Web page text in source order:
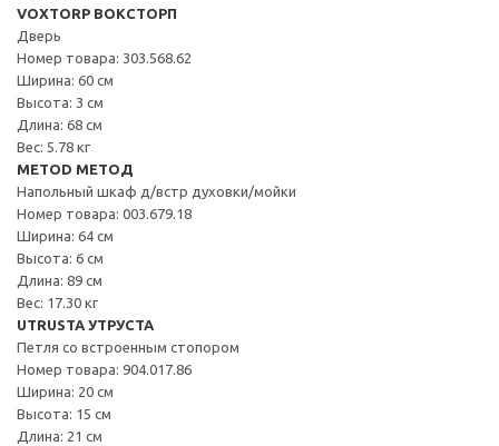
VOXTORP ВОКСТОРП
Дверь
Номер товара: 303.568.62
Ширина: 60 см
Высота: 3 см
Длина: 68 см
Вес: 5.78 кг
METOD МЕТОД
Напольный шкаф д/встр духовки/мойки
Номер товара: 003.679.18
Ширина: 64 см
Высота: 6 см
Длина: 89 см
Вес: 17.30 кг
UTRUSTA УТРУСТА
Петля со встроенным стопором
Номер товара: 904.017.86
Ширина: 20 см
Высота: 15 см
Длина: 21 см